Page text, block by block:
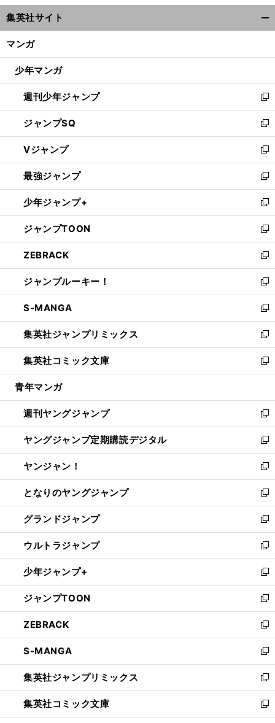
ウ
ィ
ン
ウ
開
く
集英社サイト
マンガ
少年マンガ
週刊少年ジャンプ
新
し
い
ウ
ィ
ン
ド
ウ
で
開
く
ジャンプSQ
新
し
い
ウ
ィ
ン
ド
ウ
で
開
く
Vジャンプ
新
し
い
ウ
ィ
ン
ド
ウ
で
開
く
最強ジャンプ
新
し
い
ウ
ィ
ン
ド
ウ
で
開
く
少年ジャンプ+
新
し
い
ウ
ィ
ン
ド
ウ
で
開
く
ジャンプTOON
新
し
い
ウ
ィ
ン
ド
ウ
で
開
く
ZEBRACK
新
し
い
ウ
ィ
ン
ド
ウ
で
開
ジャンプルーキー！
新
し
い
ウ
ィ
ン
ド
ウ
開
く
S-MANGA
新
し
い
ウ
ィ
ン
ウ
で
開
く
集英社ジャンプリミックス
新
し
い
ウ
ン
ド
ウ
で
開
く
集英社コミック文庫
新
し
ウ
ィ
ン
ド
ウ
で
開
く
青年マンガ
週刊ヤングジャンプ
新
し
い
ウ
ィ
ン
ド
ウ
で
開
く
ヤングジャンプ定期購読デジタル
新
し
い
ウ
ィ
ン
ド
ウ
で
開
く
ヤンジャン！
新
し
い
ウ
ィ
ン
ド
ウ
で
開
く
となりのヤングジャンプ
新
し
い
ウ
ィ
ン
ド
ウ
で
開
く
グランドジャンプ
新
し
い
ウ
ィ
ン
ド
ウ
で
開
く
ウルトラジャンプ
新
し
い
ウ
ィ
ン
ド
ウ
で
開
く
少年ジャンプ+
新
し
い
ウ
ィ
ン
ド
ウ
で
開
く
ジャンプTOON
新
し
い
ウ
ィ
ン
ド
ウ
で
開
ZEBRACK
新
し
い
ウ
ィ
ン
ド
ウ
S-MANGA
新
し
い
ウ
ィ
ン
集英社ジャンプリミックス
新
し
い
ウ
集英社コミック文庫
新
し